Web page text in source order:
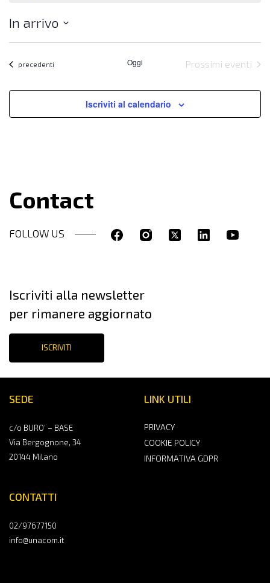
In arrivo
data.Eventi
precedenti Oggi Prossimi eventi
Iscriviti al calendario
Contact
FOLLOW US
SEDE
c/o BURO’ – BASE
Via Bergognone, 34
20144 Milano
CONTATTI
02/97677150
info@unacom.it
LINK UTILI
PRIVACY
COOKIE POLICY
INFORMATIVA GDPR
Iscriviti alla newsletter
per rimanere aggiornato
ISCRIVITI